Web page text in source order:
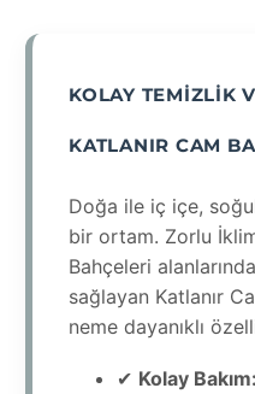
KOLAY TEMIZLIK
KATLANIR CAM
Doğa ile iç içe,
bir ortam. Zorlu
Bahçeleri
sağlayan Katlanır
neme dayanıklı
✔ Kolay Bakım: